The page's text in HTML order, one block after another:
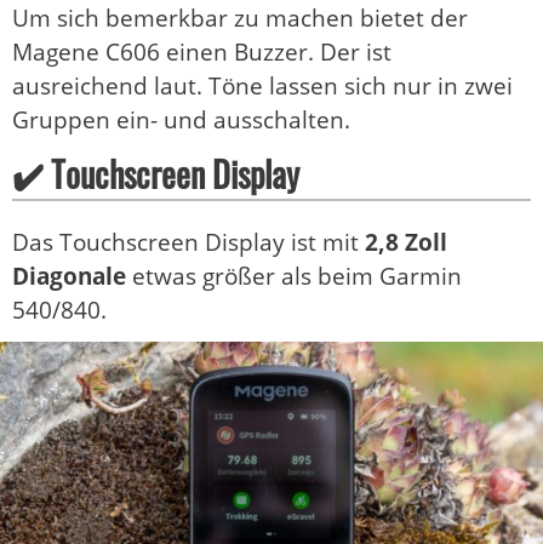
Um sich bemerkbar zu machen bietet der
Magene C606 einen Buzzer. Der ist
ausreichend laut. Töne lassen sich nur in zwei
Gruppen ein- und ausschalten.
✔️ Touchscreen Display
Das Touchscreen Display ist mit2,8 Zoll
Diagonale etwas größer als beim Garmin
540/840.